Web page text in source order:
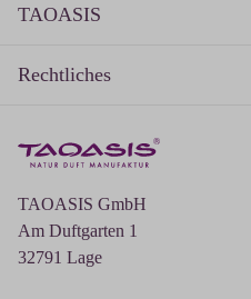
TAOASIS GmbH
Am Duftgarten 1
32791 Lage
TAOASIS
Rechtliches